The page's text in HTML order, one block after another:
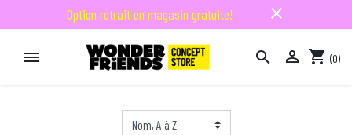
Option retrait en magasin gratuite! close
   shopping_cart (0)